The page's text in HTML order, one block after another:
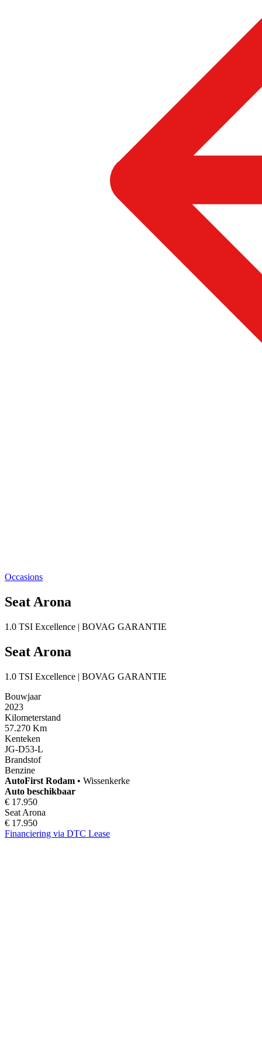
Occasions
Seat Arona
1.0 TSI Excellence | BOVAG GARANTIE
Seat Arona
1.0 TSI Excellence | BOVAG GARANTIE
Bouwjaar
2023
Kilometerstand
57.270 Km
Kenteken
JG-D53-L
Brandstof
Benzine
AutoFirst Rodam • Wissenkerke
Auto beschikbaar
€ 17.950
Seat Arona
€ 17.950
Financiering via DTC Lease